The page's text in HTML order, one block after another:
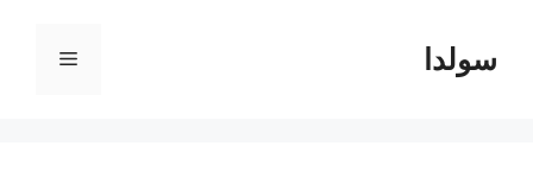
محتواسولدا فهرست